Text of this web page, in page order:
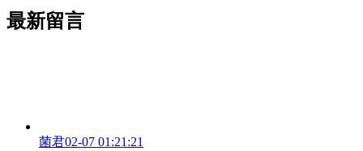
最新留言
菌君02-07 01:21:21